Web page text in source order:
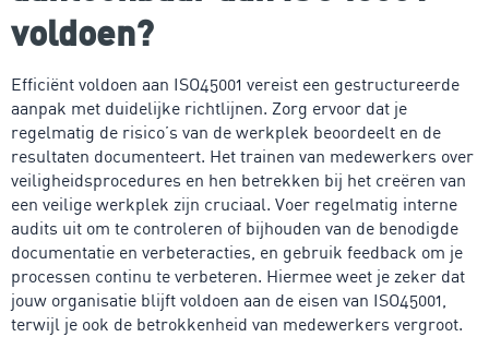
voldoen?
Efficiënt voldoen aan ISO45001 vereist een gestructureerde
aanpak met duidelijke richtlijnen. Zorg ervoor dat je
regelmatig de risico’s van de werkplek beoordeelt en de
resultaten documenteert. Het trainen van medewerkers over
veiligheidsprocedures en hen betrekken bij het creëren van
een veilige werkplek zijn cruciaal. Voer regelmatig interne
audits uit om te controleren of bijhouden van de benodigde
documentatie en verbeteracties, en gebruik feedback om je
processen continu te verbeteren. Hiermee weet je zeker dat
jouw organisatie blijft voldoen aan de eisen van ISO45001,
terwijl je ook de betrokkenheid van medewerkers vergroot.